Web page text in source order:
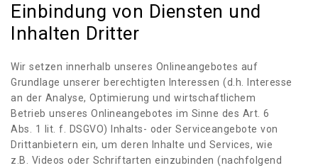
Einbindung von Diensten und
Inhalten Dritter
Wir setzen innerhalb unseres Onlineangebotes auf
Grundlage unserer berechtigten Interessen (d.h. Interesse
an der Analyse, Optimierung und wirtschaftlichem
Betrieb unseres Onlineangebotes im Sinne des Art. 6
Abs. 1 lit. f. DSGVO) Inhalts- oder Serviceangebote von
Drittanbietern ein, um deren Inhalte und Services, wie
z.B. Videos oder Schriftarten einzubinden (nachfolgend